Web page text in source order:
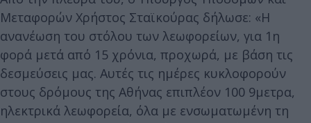
Μεταφορών Χρήστος Σταϊκούρας δήλωσε: «Η
ανανέωση του στόλου των λεωφορείων, για 1η
φορά μετά από 15 χρόνια, προχωρά, με βάση τις
δεσμεύσεις μας. Αυτές τις ημέρες κυκλοφορούν
στους δρόμους της Αθήνας επιπλέον 100 9μετρα,
ηλεκτρικά λεωφορεία, όλα με ενσωματωμένη τη